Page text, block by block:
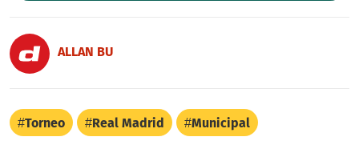
ALLAN BU
Torneo Real Madrid Municipal